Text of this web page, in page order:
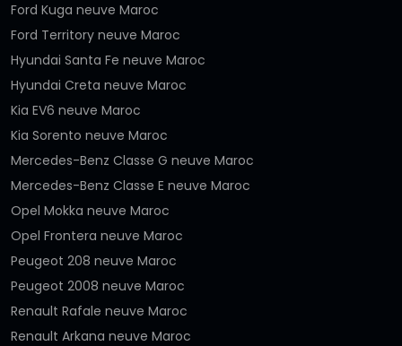
Ford Kuga neuve Maroc
Ford Territory neuve Maroc
Hyundai Santa Fe neuve Maroc
Hyundai Creta neuve Maroc
Kia EV6 neuve Maroc
Kia Sorento neuve Maroc
Mercedes-Benz Classe G neuve Maroc
Mercedes-Benz Classe E neuve Maroc
Opel Mokka neuve Maroc
Opel Frontera neuve Maroc
Peugeot 208 neuve Maroc
Peugeot 2008 neuve Maroc
Renault Rafale neuve Maroc
Renault Arkana neuve Maroc